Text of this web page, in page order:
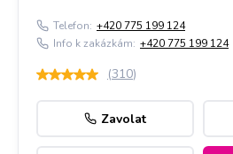
Telefon: +420 775 199 124
Info k zakázkám: +420 775 199 124
(310)
Zavolat